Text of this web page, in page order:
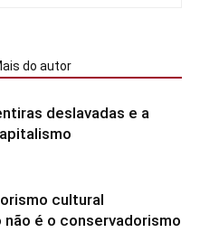
do autor
deslavadas e a
cultural
é o conservadorismo